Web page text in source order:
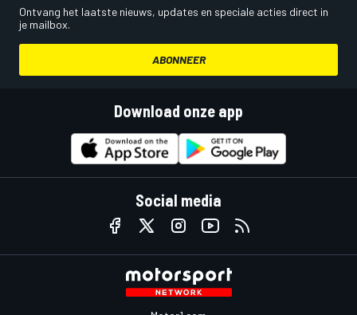
Ontvang het laatste nieuws, updates en speciale acties direct in
je mailbox.
ABONNEER
Download onze app
Social media